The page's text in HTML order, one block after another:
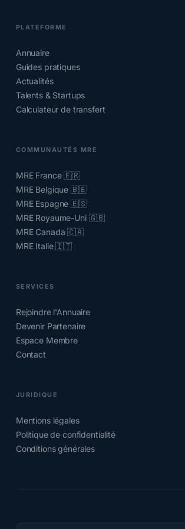
PLATEFORME
Annuaire
Guides pratiques
Actualités
Talents & Startups
Calculateur de transfert
COMMUNAUTÉS MRE
MRE France 🇫🇷
MRE Belgique 🇧🇪
MRE Espagne 🇪🇸
MRE Royaume-Uni 🇬🇧
MRE Canada 🇨🇦
MRE Italie 🇮🇹
SERVICES
Rejoindre l'Annuaire
Devenir Partenaire
Espace Membre
Contact
JURIDIQUE
Mentions légales
Politique de confidentialité
Conditions générales